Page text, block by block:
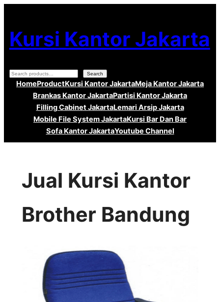
ke
konten
Kursi Kantor Jakarta
Search Search
HomeProductKursi Kantor JakartaMeja Kantor Jakarta
Brankas Kantor JakartaPartisi Kantor Jakarta
Filling Cabinet JakartaLemari Arsip Jakarta
Mobile File System JakartaKursi Bar Dan Bar
Sofa Kantor JakartaYoutube Channel
Jual Kursi Kantor
Brother Bandung